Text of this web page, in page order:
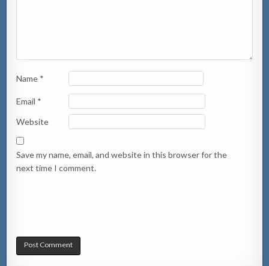
Name *
Email *
Website
Save my name, email, and website in this browser for the
next time I comment.